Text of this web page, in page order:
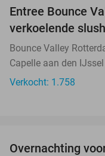
Entree Bounce
verkoelende
Bounce Valley
Capelle aan den IJssel
Verkocht: 1.758
Overnachting